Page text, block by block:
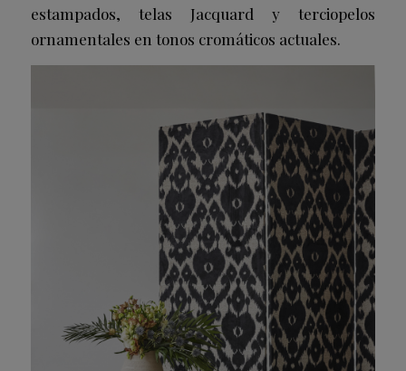
estampados, telas Jacquard y terciopelos
ornamentales en tonos cromáticos actuales.